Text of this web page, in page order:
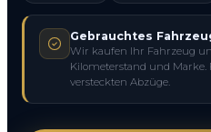
Kostenlos
Gebrauchtes
Wir kaufen Ihr Fahrzeug
Kilometerstand und
versteckten Abzüge.